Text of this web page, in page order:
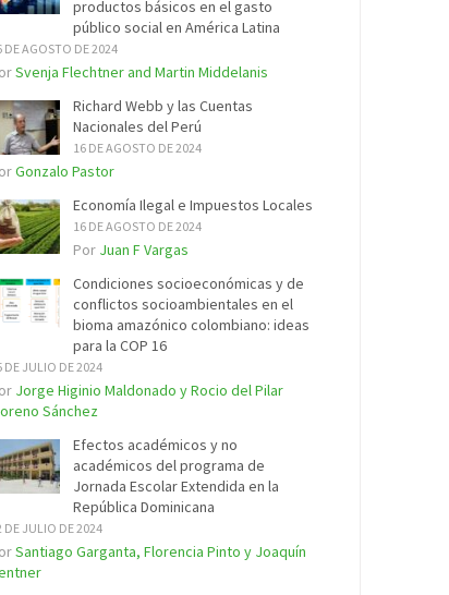
productos básicos en el gasto
público social en América Latina
DE AGOSTO DE 2024
Svenja Flechtner and Martin Middelanis
Richard Webb y las Cuentas
Nacionales del Perú
16 DE AGOSTO DE 2024
Gonzalo Pastor
Economía Ilegal e Impuestos Locales
16 DE AGOSTO DE 2024
Por Juan F Vargas
Condiciones socioeconómicas y de
conflictos socioambientales en el
bioma amazónico colombiano: ideas
para la COP 16
DE JULIO DE 2024
Jorge Higinio Maldonado y Rocio del Pilar
Sánchez
Efectos académicos y no
académicos del programa de
Jornada Escolar Extendida en la
República Dominicana
DE JULIO DE 2024
Santiago Garganta, Florencia Pinto y Joaquín